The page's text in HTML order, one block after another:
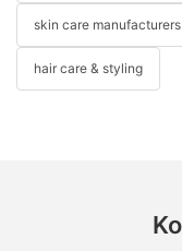
skin care manufacturers
hair care & styling